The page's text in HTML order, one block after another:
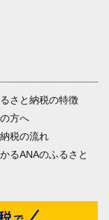
さと納税の特徴
方へ
税の流れ
るANAのふるさと